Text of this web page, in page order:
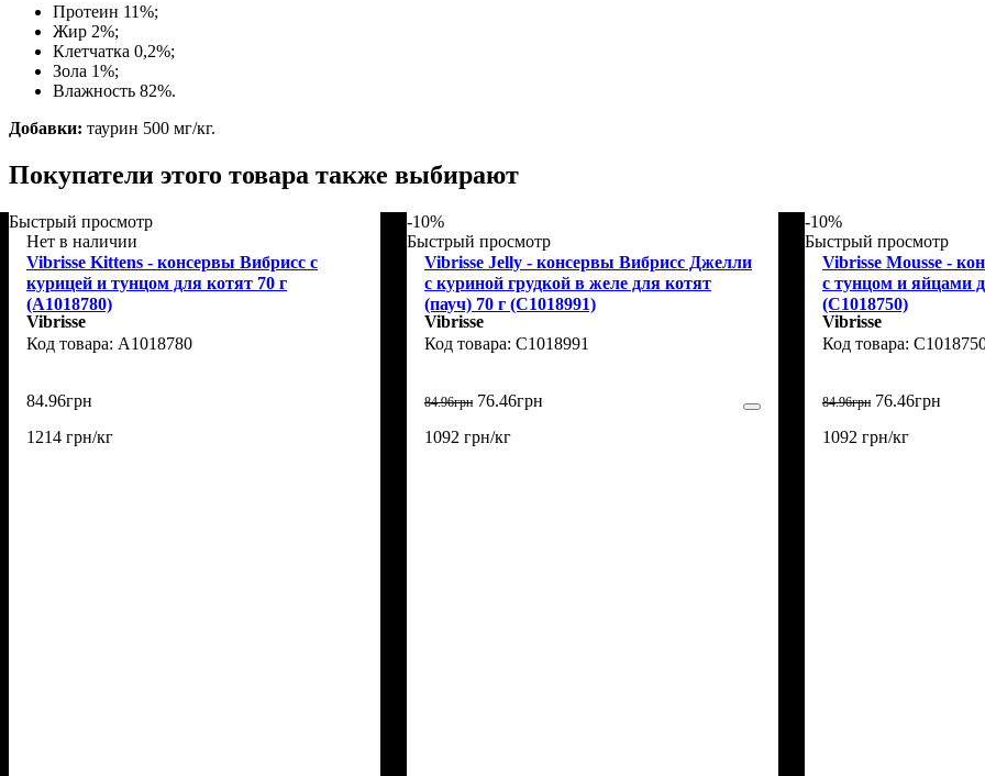
Протеин 11%;
Жир 2%;
Клетчатка 0,2%;
Зола 1%;
Влажность 82%.
Добавки: таурин 500 мг/кг.
Покупатели этого товара также выбирают
Быстрый просмотр
Нет в наличии
Vibrisse Kittens - консервы Вибрисс c
курицей и тунцом для котят 70 г
(A1018780)
Vibrisse
A1018780
84.96грн
1214 грн/кг
-10%
Быстрый просмотр
Vibrisse Jelly - консервы Вибрисс Джелли
с куриной грудкой в желе для котят
(пауч) 70 г (C1018991)
Vibrisse
C1018991
84.96грн 76.46грн
1092 грн/кг
-10%
Быстрый просмотр
Vibrisse Mousse -
с тунцом и яйцами
(C1018750)
Vibrisse
84.96грн 76.46грн
1092 грн/кг